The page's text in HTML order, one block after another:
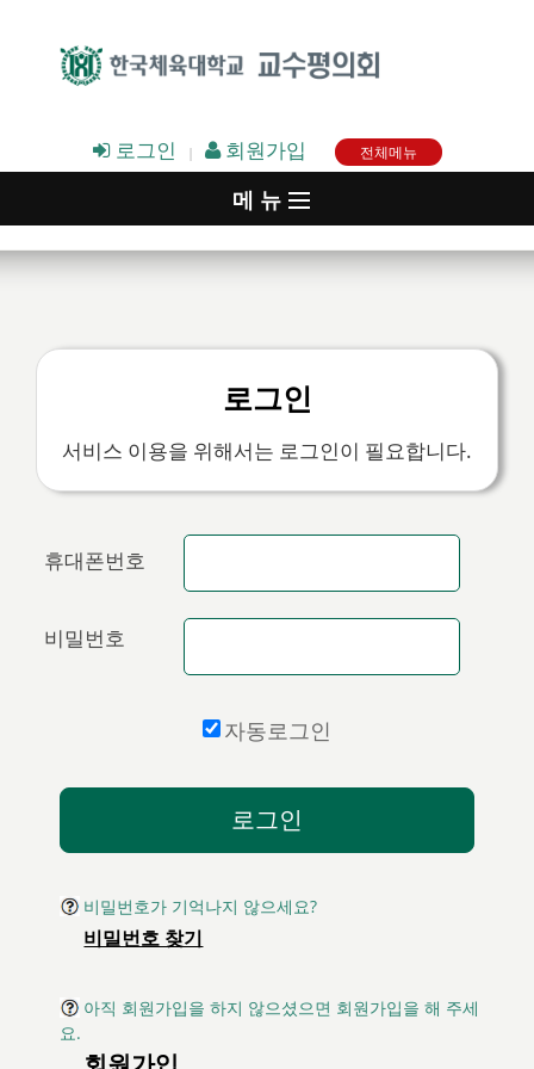
로그인 | 회원가입 전체메뉴
메 뉴
▷ 소개
▷ 커뮤니티
▷ 투표와 설문조사
로그인
서비스 이용을 위해서는 로그인이 필요합니다.
휴대폰번호
비밀번호
자동로그인
비밀번호가 기억나지 않으세요?
비밀번호 찾기
아직 회원가입을 하지 않으셨으면 회원가입을 해 주세
요.